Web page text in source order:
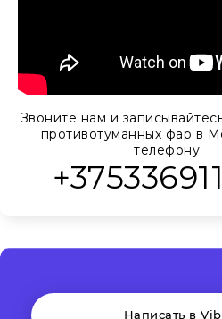
Звоните нам и
противотуманных фар в
телефону:
Написать в